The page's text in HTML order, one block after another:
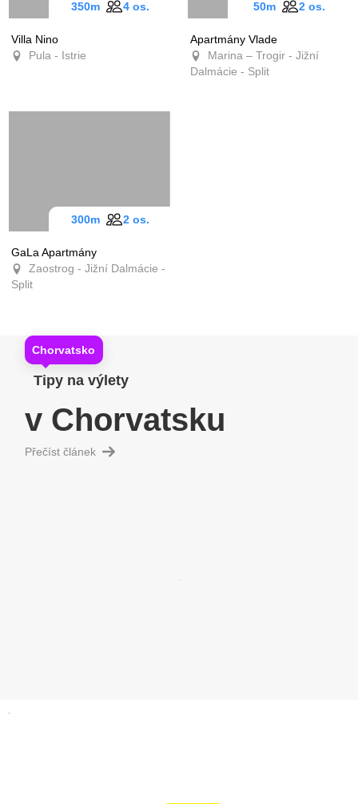
Villa Nino
Pula - Istrie
350m 4 os.
Apartmány Vlade
Marina – Trogir - Jižní
Dalmácie - Split
50m 2 os.
GaLa Apartmány
Zaostrog - Jižní Dalmácie -
Split
300m 2 os.
Chorvatsko
Tipy na výlety
v Chorvatsku
Přečíst článek